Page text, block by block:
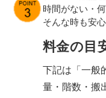
時間がない・
そんな時も安
料金の目
下記は「一般
量・階数・搬